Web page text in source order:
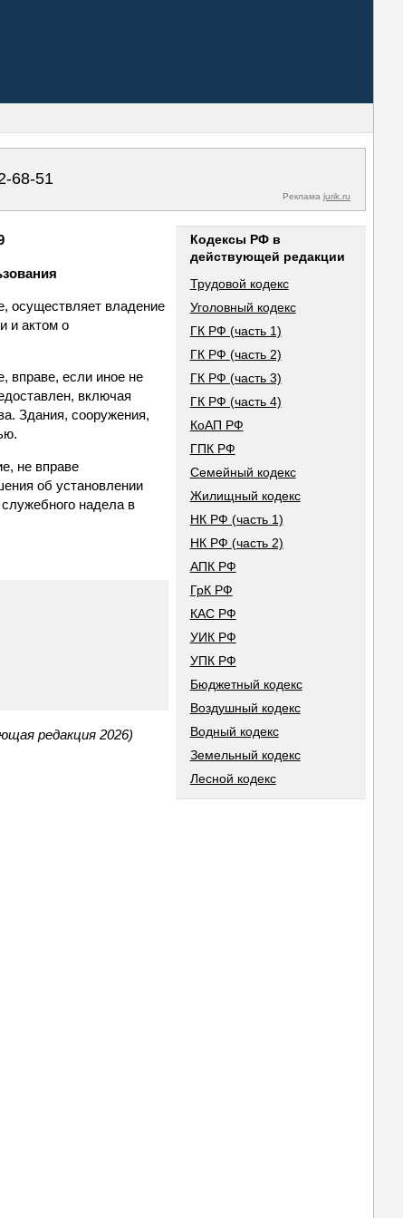
68-51
Реклама jurik.ru
осуществляет владение
и актом о
вправе, если иное не
включая
Здания, сооружения,
не вправе
об установлении
надела в
редакция 2026)
Кодексы РФ в
действующей редакции
Трудовой кодекс
Уголовный кодекс
ГК РФ (часть 1)
ГК РФ (часть 2)
ГК РФ (часть 3)
ГК РФ (часть 4)
КоАП РФ
ГПК РФ
Семейный кодекс
Жилищный кодекс
НК РФ (часть 1)
НК РФ (часть 2)
АПК РФ
ГрК РФ
КАС РФ
УИК РФ
УПК РФ
Бюджетный кодекс
Воздушный кодекс
Водный кодекс
Земельный кодекс
Лесной кодекс